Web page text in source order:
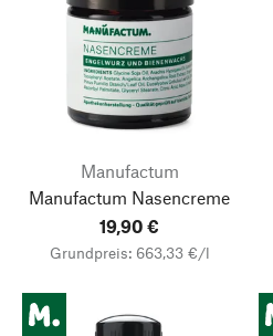
Manufactum
Manufactum Nasencreme
19,90 €
Grundpreis: 663,33 €/l